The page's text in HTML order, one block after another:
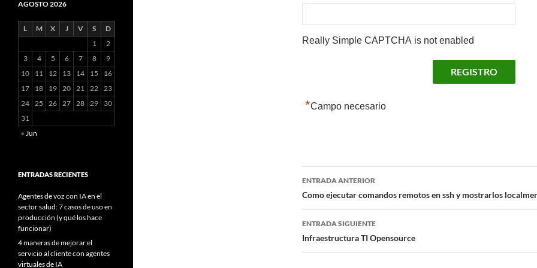
Really Simple CAPTCHA is not enabled
*Campo necesario
Navegación
de
entradas
ENTRADA ANTERIOR
Como ejecutar comandos remotos en ssh y mostrarlos
ENTRADA SIGUIENTE
Infraestructura TI Opensource
AGOSTO 2026
L M X J V S
D
1
2
3
4 5 6 7 8
9
10
11 12 13 14 15
16
17
18 19 20 21 22
23
24
25 26 27 28 29
30
31
« Jun
ENTRADAS RECIENTES
Agentes de voz con IA en el
sector salud: 7 casos de uso en
producción (y qué los hace
funcionar)
4 maneras de mejorar el
servicio al cliente con agentes
virtuales de IA